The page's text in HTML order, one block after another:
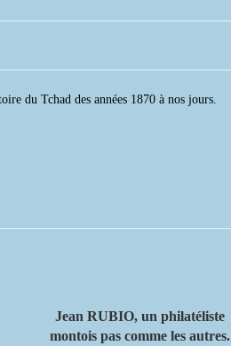
du Tchad des années 1870 à nos jours.
Jean RUBIO, un philatéliste
montois pas comme les autres.